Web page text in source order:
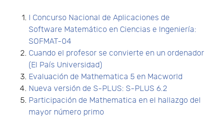
I Concurso Nacional de Aplicaciones de
Software Matemático en Ciencias e Ingeniería:
SOFMAT-04
Cuando el profesor se convierte en un ordenador
(El País Universidad)
Evaluación de Mathematica 5 en Macworld
Nueva versión de S-PLUS: S-PLUS 6.2
Participación de Mathematica en el hallazgo del
mayor número primo